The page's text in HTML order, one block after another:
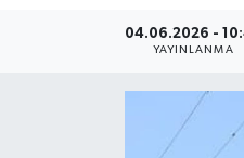
04.06.2026 -
YAYINLANMA
Son Dakika Haberleri